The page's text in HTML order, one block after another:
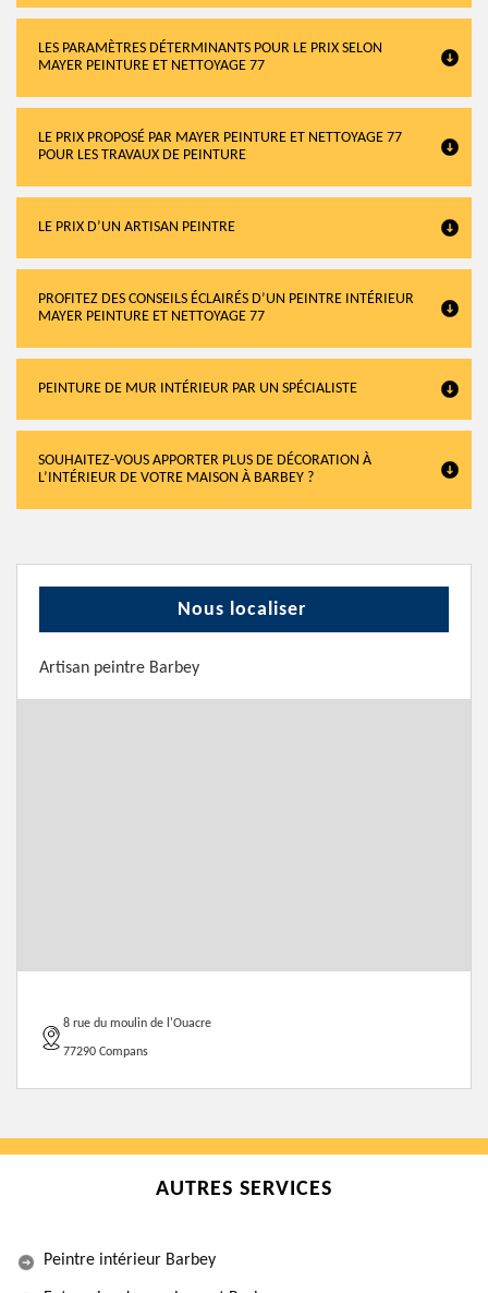
LES PARAMÈTRES DÉTERMINANTS POUR LE PRIX SELON
MAYER PEINTURE ET NETTOYAGE 77
LE PRIX PROPOSÉ PAR MAYER PEINTURE ET NETTOYAGE 77
POUR LES TRAVAUX DE PEINTURE
LE PRIX D’UN ARTISAN PEINTRE
PROFITEZ DES CONSEILS ÉCLAIRÉS D’UN PEINTRE INTÉRIEUR
MAYER PEINTURE ET NETTOYAGE 77
PEINTURE DE MUR INTÉRIEUR PAR UN SPÉCIALISTE
SOUHAITEZ-VOUS APPORTER PLUS DE DÉCORATION À
L’INTÉRIEUR DE VOTRE MAISON À BARBEY ?
Nous localiser
Artisan peintre Barbey
8 rue du moulin de l'Ouacre
77290 Compans
AUTRES SERVICES
Peintre intérieur Barbey